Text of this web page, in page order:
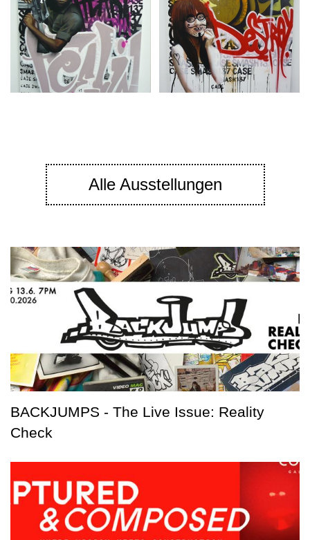
Alle Ausstellungen
BACKJUMPS - The Live Issue: Reality
Check